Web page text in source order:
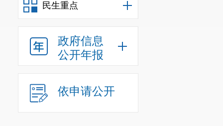
民生重点
政府信息
公开年报
依申请公开